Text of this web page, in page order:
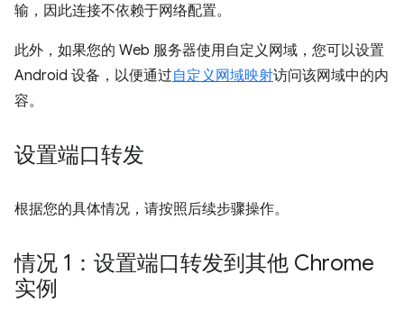
输，因此连接不依赖于网络配置。
此外，如果您的 Web 服务器使用自定义网域，您可以设置
Android 设备，以便通过自定义网域映射访问该网域中的内
容。
设置端口转发
根据您的具体情况，请按照后续步骤操作。
情况 1：设置端口转发到其他 Chrome
实例